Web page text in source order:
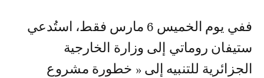
ففي يوم الخميس 6 مارس فقط، استُدعي
ستيفان روماتي إلى وزارة الخارجية
الجزائرية للتنبيه إلى « خطورة مشروع